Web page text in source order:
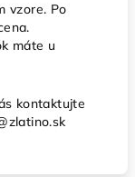
vzore. Po
máte u
kontaktujte